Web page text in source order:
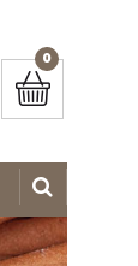
0